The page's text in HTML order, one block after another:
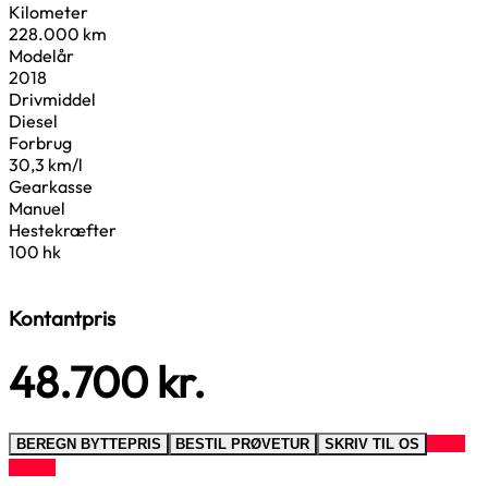
Kilometer
228.000 km
Modelår
2018
Drivmiddel
Diesel
Forbrug
30,3 km/l
Gearkasse
Manuel
Hestekræfter
100 hk
Kontantpris
48.700 kr.
BEREGN BYTTEPRIS BESTIL PRØVETUR SKRIV TIL OS